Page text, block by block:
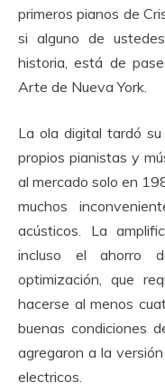
primeros pianos de
si alguno de
historia, está de
Arte de Nueva York.
La ola digital tardó
propios pianistas y
al mercado solo en
muchos
acústicos. La
incluso el ahorro
optimización, que
hacerse al menos
buenas condiciones
agregaron a la
electricos.